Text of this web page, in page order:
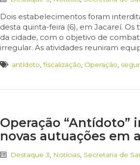
Dois estabelecimentos foram
desta quinta-feira (6), em Jacareí.
da cidade, com o objetivo de
irregular. As atividades reuniram
antídoto ,fiscalização Operação
Operação
novas autuações em
Destaque 3 Notícias Secretaria de